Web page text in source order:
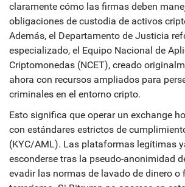
claramente cómo las firmas deben
obligaciones de custodia de activos
Además, el Departamento de Justicia
especializado, el Equipo Nacional de
Criptomonedas (NCET), creado
ahora con recursos ampliados para
criminales en el entorno cripto.
Esto significa que operar un exchange
con estándares estrictos de
(KYC/AML). Las plataformas legítimas
esconderse tras la pseudo-anonimidad
evadir las normas de lavado de dinero